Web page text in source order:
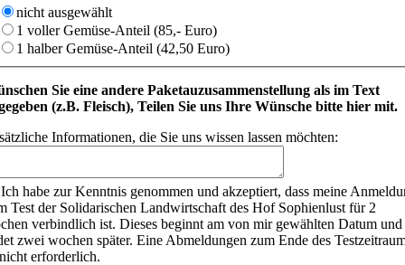
nicht ausgewählt
1 voller Gemüse-Anteil (85,- Euro)
1 halber Gemüse-Anteil (42,50 Euro)
Sie eine andere Paketauzusammenstellung als im Text
(z.B. Fleisch), Teilen Sie uns Ihre Wünsche bitte hier mit.
Informationen, die Sie uns wissen lassen möchten:
Ich habe zur Kenntnis genommen und akzeptiert, dass meine
Test der Solidarischen Landwirtschaft des Hof Sophienlust für 2
verbindlich ist. Dieses beginnt am von mir gewählten Datum und
zwei wochen später. Eine Abmeldungen zum Ende des
erforderlich.